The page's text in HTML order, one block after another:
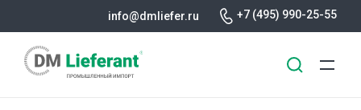
info@dmliefer.ru +7 (495) 990-25-55